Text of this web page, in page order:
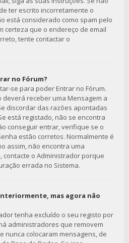
ter escrito incorretamente o
está considerado como spam pelo
certeza que o endereço de email
tente contactar o
no Fórum?
se para poder Entrar no Fórum.
deverá receber uma Mensagem a
discordar das razões apontadas
está registado, não se encontra
conseguir entrar, verifique se o
estão corretos. Normalmente é
assim, não encontra uma
contacte o Administrador porque
errada no Sistema.
mas agora não
tenha excluído o seu registo por
administradores que removem
nunca colocaram mensagens, de